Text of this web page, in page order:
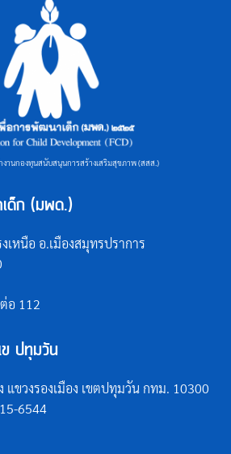
านกองทุนสนับสนุนการสร้างเสริมสุขภาพ (สสส.)
ด็ก (มพด.)
เหนือ อ.เมืองสมุทรปราการ
อ 112
ปทุมวัน
แขวงรองเมือง เขตปทุมวัน กทม. 10300
6544